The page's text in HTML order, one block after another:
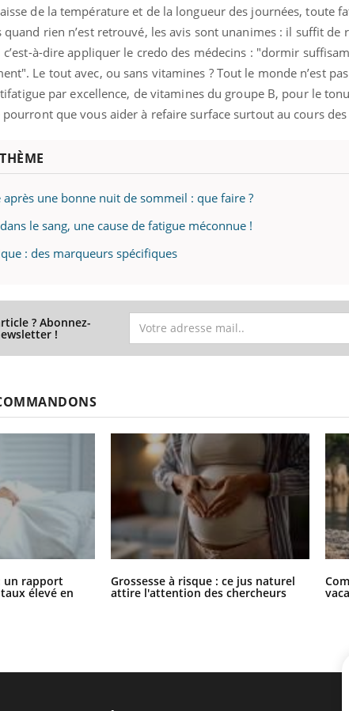
de la température et de la longueur des journées, toute
quand rien n’est retrouvé, les avis sont unanimes : il suffit de
à-dire appliquer le credo des médecins : "dormir
Le tout avec, ou sans vitamines ? Tout le monde n’est
par excellence, de vitamines du groupe B, pour le
pourront que vous aider à refaire surface surtout au cours
après une bonne nuit de sommeil : que faire ?
le sang, une cause de fatigue méconnue !
: des marqueurs spécifiques
? Abonnez-
!
un rapport
élevé en
Grossesse à risque : ce jus naturel
attire l'attention des chercheurs